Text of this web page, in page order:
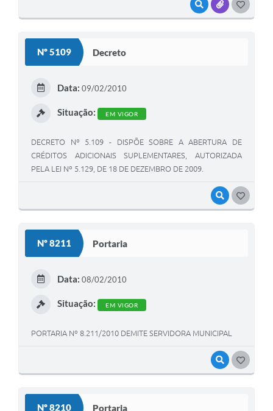
VISUALIZAR
ANEXOS
Nº 5109 Decreto
VISUALIZAR
Data: 09/02/2010
Situação: EM VIGOR
DECRETO Nº 5.109 - DISPÕE SOBRE A ABERTURA DE
CRÉDITOS ADICIONAIS SUPLEMENTARES, AUTORIZADA
PELA LEI Nº 5.129, DE 18 DE DEZEMBRO DE 2009.
Nº 8211 Portaria
VISUALIZAR
Data: 08/02/2010
Situação: EM VIGOR
PORTARIA Nº 8.211/2010 DEMITE SERVIDORA MUNICIPAL
Nº 8210 Portaria